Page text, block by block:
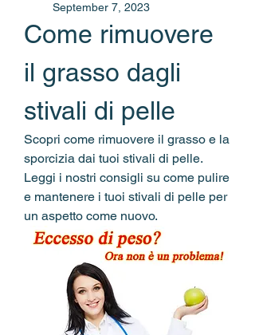
September 7, 2023
Come rimuovere
il grasso dagli
stivali di pelle
Scopri come rimuovere il grasso e la
sporcizia dai tuoi stivali di pelle.
Leggi i nostri consigli su come pulire
e mantenere i tuoi stivali di pelle per
un aspetto come nuovo.